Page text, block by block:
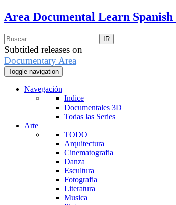
Area Documental Learn
Subtitled releases on
Documentary Area
Toggle navigation
Navegación
Indice
Documentales 3D
Todas las Series
Arte
TODO
Arquitectura
Cinematografia
Danza
Escultura
Fotografia
Literatura
Musica